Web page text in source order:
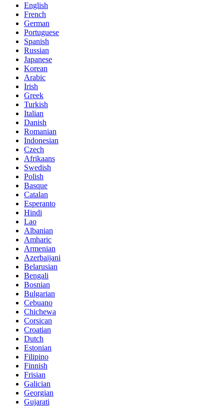
English
French
German
Portuguese
Spanish
Russian
Japanese
Korean
Arabic
Irish
Greek
Turkish
Italian
Danish
Romanian
Indonesian
Czech
Afrikaans
Swedish
Polish
Basque
Catalan
Esperanto
Hindi
Lao
Albanian
Amharic
Armenian
Azerbaijani
Belarusian
Bengali
Bosnian
Bulgarian
Cebuano
Chichewa
Corsican
Croatian
Dutch
Estonian
Filipino
Finnish
Frisian
Galician
Georgian
Gujarati